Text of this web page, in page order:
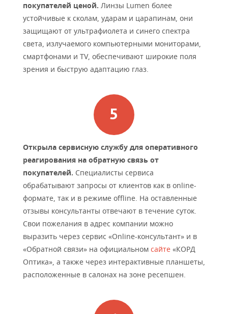
покупателей ценой. Линзы Lumen более
устойчивые к сколам, ударам и царапинам, они
защищают от ультрафиолета и синего спектра
света, излучаемого компьютерными мониторами,
смартфонами и TV, обеспечивают широкие поля
зрения и быструю адаптацию глаз.
Открыла сервисную службу для оперативного
реагирования на обратную связь от
покупателей. Специалисты сервиса
обрабатывают запросы от клиентов как в online-
формате, так и в режиме offline. На оставленные
отзывы консультанты отвечают в течение суток.
Свои пожелания в адрес компании можно
выразить через сервис «Online-консультант» и в
«Обратной связи» на официальном сайте «КОРД
Оптика», а также через интерактивные планшеты,
расположенные в салонах на зоне ресепшен.